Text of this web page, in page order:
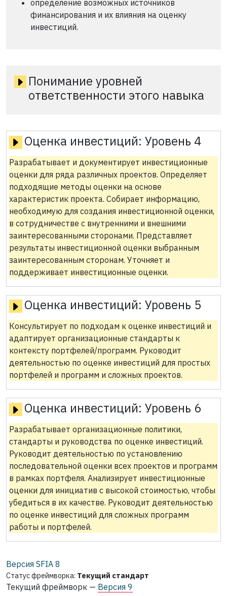
определение возможных источников
финансирования и их влияния на оценку
инвестиций.
Понимание уровней
ответственности этого навыка
Оценка инвестиций: Уровень 4
Разрабатывает и документирует инвестиционные
оценки для ряда различных проектов. Определяет
подходящие методы оценки на основе
характеристик проекта. Собирает информацию,
необходимую для создания инвестиционной оценки,
в сотрудничестве с внутренними и внешними
заинтересованными сторонами. Представляет
результаты инвестиционной оценки выбранным
заинтересованным сторонам. Уточняет и
поддерживает инвестиционные оценки.
Оценка инвестиций: Уровень 5
Консультирует по подходам к оценке инвестиций и
адаптирует организационные стандарты к
контексту портфелей/программ. Руководит
деятельностью по оценке инвестиций для простых
портфелей и программ и сложных проектов.
Оценка инвестиций: Уровень 6
Разрабатывает организационные политики,
стандарты и руководства по оценке инвестиций.
Руководит деятельностью по установлению
последовательной оценки всех проектов и программ
в рамках портфеля. Анализирует инвестиционные
оценки для инициатив с высокой стоимостью, чтобы
убедиться в их качестве. Руководит деятельностью
по оценке инвестиций для сложных программ
работы и портфелей.
Версия SFIA 8
Статус фреймворка: Текущий стандарт
Текущий фреймворк — Версия 9